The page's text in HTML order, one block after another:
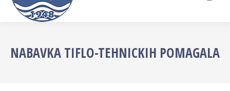
NABAVKA TIFLO-TEHNICKIH POMAGALA